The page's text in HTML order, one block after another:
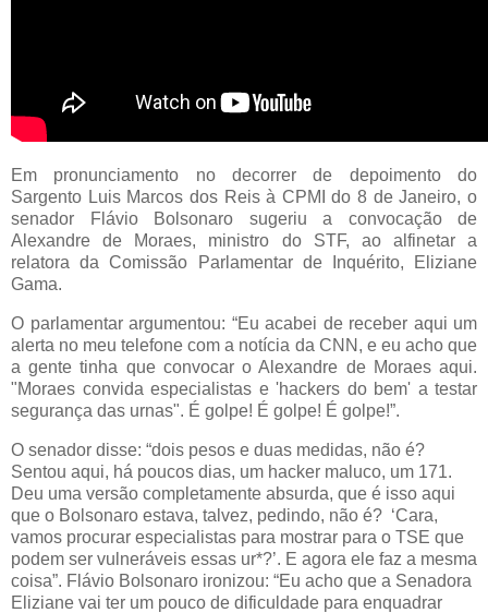
Em pronunciamento no decorrer de depoimento do
Sargento Luis Marcos dos Reis à CPMI do 8 de Janeiro, o
senador Flávio Bolsonaro sugeriu a convocação de
Alexandre de Moraes, ministro do STF, ao alfinetar a
relatora da Comissão Parlamentar de Inquérito, Eliziane
Gama.
O parlamentar argumentou: “Eu acabei de receber aqui um
alerta no meu telefone com a notícia da CNN, e eu acho que
a gente tinha que convocar o Alexandre de Moraes aqui.
"Moraes convida especialistas e 'hackers do bem' a testar
segurança das urnas". É golpe! É golpe! É golpe!”.
O senador disse: “dois pesos e duas medidas, não é?
Sentou aqui, há poucos dias, um hacker maluco, um 171.
Deu uma versão completamente absurda, que é isso aqui
que o Bolsonaro estava, talvez, pedindo, não é? ‘Cara,
vamos procurar especialistas para mostrar para o TSE que
podem ser vulneráveis essas ur*?’. E agora ele faz a mesma
coisa”. Flávio Bolsonaro ironizou: “Eu acho que a Senadora
Eliziane vai ter um pouco de dificuldade para enquadrar